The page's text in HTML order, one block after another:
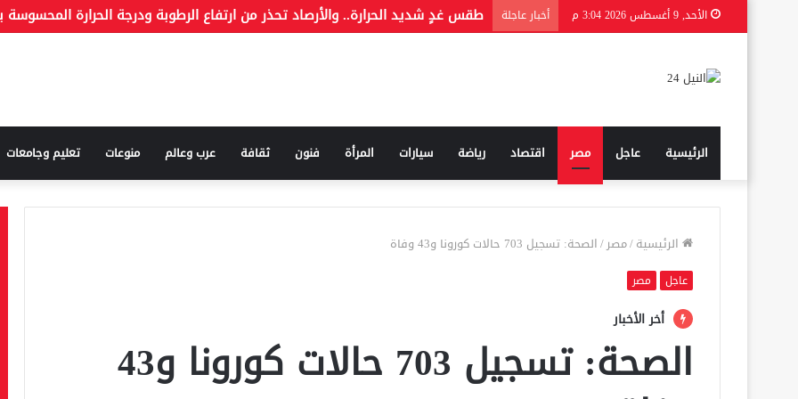
الأحد, 9 أغسطس 2026 3:04 م أخبار عاجلة من هي الحقيقة وما هو الكذب
الرئيسية عاجل مصر اقتصاد رياضة سيارات المرأة فنون ثقافة عرب وعالم منوعات تعليم وجامعات
الرئيسية/مصر/الصحة: تسجيل 703 حالات كورونا و43 وفاة
عاجل مصر
أخر الأخبار
الصحة: تسجيل 703 حالات كورونا و43